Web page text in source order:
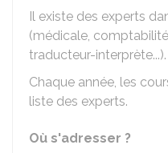
Il existe des experts
(médicale,
traducteur-interprète...).
Chaque année, les
liste des experts.
Où s'adresser ?